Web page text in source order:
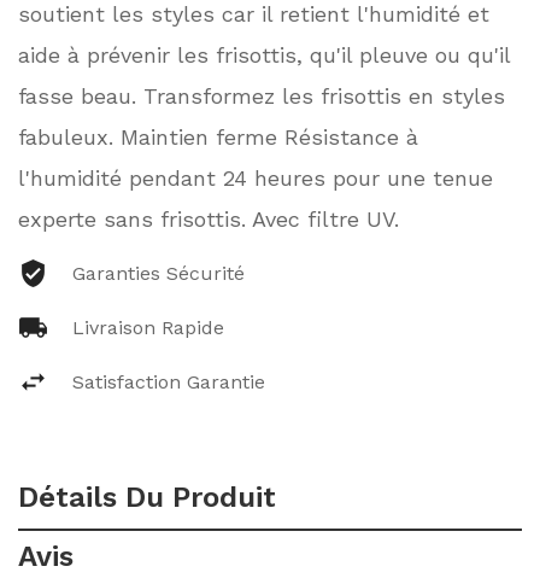
soutient les styles car il retient l'humidité et
aide à prévenir les frisottis, qu'il pleuve ou qu'il
fasse beau. Transformez les frisottis en styles
fabuleux. Maintien ferme Résistance à
l'humidité pendant 24 heures pour une tenue
experte sans frisottis. Avec filtre UV.
Garanties Sécurité
Livraison Rapide
Satisfaction Garantie
Détails Du Produit
Avis